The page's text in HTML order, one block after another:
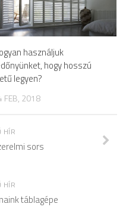
használjuk
hogy hosszú
legyen?
FEB, 2018
HÍR
sors
HÍR
táblagépe